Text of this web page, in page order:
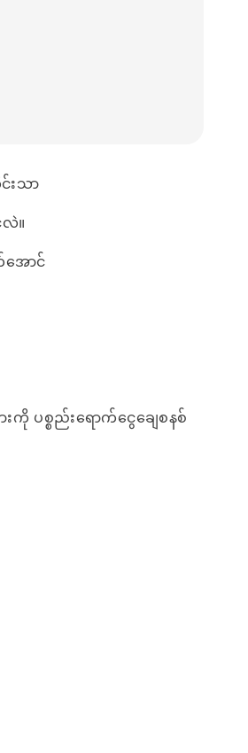
းသာ
လဲ။
ောင်
ပစ္စည်းရောက်ငွေချေစနစ်